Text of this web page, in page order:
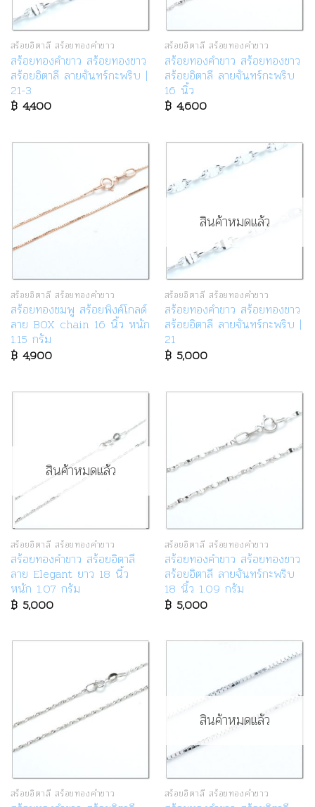
สร้อยอิตาลี สร้อยทองคำขาว
สร้อยทองคำขาว สร้อยทองขาว
สร้อยอิตาลี ลายจันทร์กะพริบ |
21-3
฿4,400
สร้อยอิตาลี สร้อยทองคำขาว
สร้อยทองคำขาว สร้อยทองขาว
สร้อยอิตาลี ลายจันทร์กะพริบ
16 นิ้ว
฿4,600
สร้อยอิตาลี สร้อยทองคำขาว
สร้อยทองชมพู สร้อยพิงค์โกลด์
ลาย BOX chain 16 นิ้ว หนัก
1.15 กรัม
฿4,900
สินค้าหมดแล้ว
สร้อยอิตาลี สร้อยทองคำขาว
สร้อยทองคำขาว สร้อยทองขาว
สร้อยอิตาลี ลายจันทร์กะพริบ |
21
฿5,000
สินค้าหมดแล้ว
สร้อยอิตาลี สร้อยทองคำขาว
สร้อยทองคำขาว สร้อยอิตาลี
ลาย Elegant ยาว 18 นิ้ว
หนัก 1.07 กรัม
฿5,000
สร้อยอิตาลี สร้อยทองคำขาว
สร้อยทองคำขาว สร้อยทองขาว
สร้อยอิตาลี ลายจันทร์กะพริบ
18 นิ้ว 1.09 กรัม
฿5,000
สร้อยอิตาลี สร้อยทองคำขาว
สินค้าหมดแล้ว
สร้อยอิตาลี สร้อยทองคำขาว